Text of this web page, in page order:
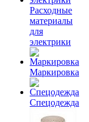
Расходные
материалы
для
электрики
Маркировка
Спецодежда